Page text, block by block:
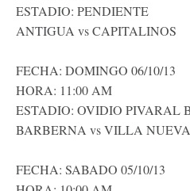
ESTADIO: PENDIENTE
ANTIGUA vs CAPITALINOS
FECHA: DOMINGO 06/10/13
HORA: 11:00 AM
ESTADIO: OVIDIO PIVARAL
BARBERNA vs VILLA
FECHA: SABADO 05/10/13